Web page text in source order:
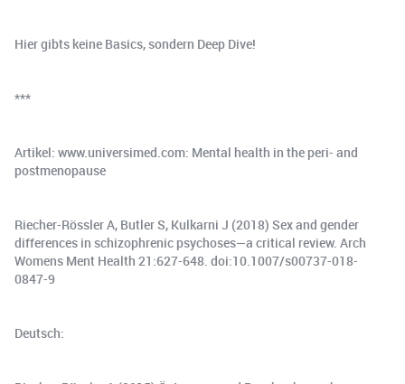
Hier gibts keine Basics, sondern Deep Dive!
***
Artikel: www.universimed.com: Mental health in the peri- and
postmenopause
Riecher-Rössler A, Butler S, Kulkarni J (2018) Sex and gender
differences in schizophrenic psychoses—a critical review. Arch
Womens Ment Health 21:627-648. doi:10.1007/s00737-018-
0847-9
Deutsch: